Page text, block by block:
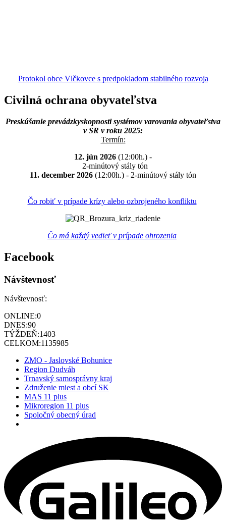
Protokol obce Vlčkovce s predpokladom stabilného rozvoja
Civilná ochrana obyvateľstva
Preskúšanie prevádzkyskopnosti systémov varovania obyvateľstva
v SR v roku 2025:
Termín:
12. jún 2026 (12:00h.) -
2-minútový stály tón
11. december 2026 (12:00h.) - 2-minútový stály tón
Čo robiť v prípade krízy alebo ozbrojeného konfliktu
Čo má každý vedieť v prípade ohrozenia
Facebook
Návštevnosť
Návštevnosť:
ONLINE:0
DNES:90
TÝŽDEŇ:1403
CELKOM:1135985
ZMO - Jaslovské Bohunice
Region Dudváh
Trnavský samosprávny kraj
Združenie miest a obcí SK
MAS 11 plus
Mikroregion 11 plus
Spoločný obecný úrad